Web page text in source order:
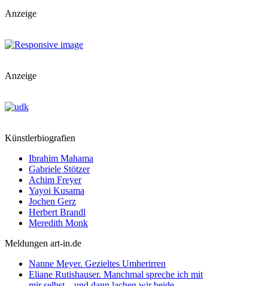
Anzeige
Anzeige
Künstlerbiografien
Ibrahim Mahama
Gabriele Stötzer
Achim Freyer
Yayoi Kusama
Jochen Gerz
Herbert Brandl
Meredith Monk
Meldungen art-in.de
Nanne Meyer. Gezieltes Umherirren
Eliane Rutishauser. Manchmal spreche ich mit